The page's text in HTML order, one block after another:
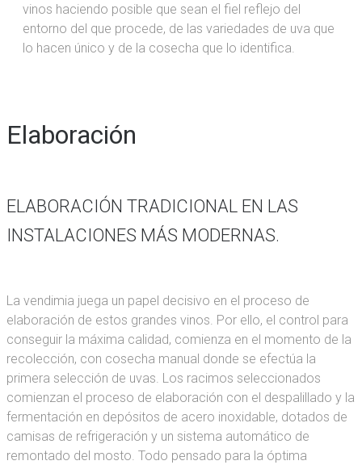
vinos haciendo posible que sean el fiel reflejo del
entorno del que procede, de las variedades de uva que
lo hacen único y de la cosecha que lo identifica.
Elaboración
ELABORACIÓN TRADICIONAL EN LAS
INSTALACIONES MÁS MODERNAS.
La vendimia juega un papel decisivo en el proceso de
elaboración de estos grandes vinos. Por ello, el control para
conseguir la máxima calidad, comienza en el momento de la
recolección, con cosecha manual donde se efectúa la
primera selección de uvas. Los racimos seleccionados
comienzan el proceso de elaboración con el despalillado y la
fermentación en depósitos de acero inoxidable, dotados de
camisas de refrigeración y un sistema automático de
remontado del mosto. Todo pensado para la óptima